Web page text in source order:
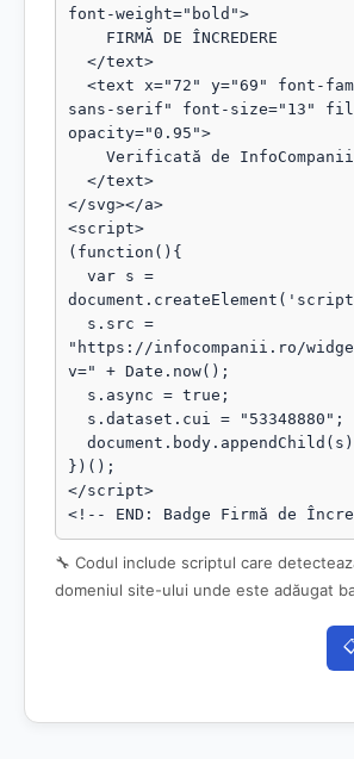
font-weight="bold">
sans-serif" font-size="13"
opacity="0.95">
</svg></a>
<script>
(function(){
"https://infocompanii.ro/
v=" + Date.now();
})();
</script>
<!-- END: Badge Firmă de
🔧 Codul include scriptul care
domeniul site-ului unde este adăugat